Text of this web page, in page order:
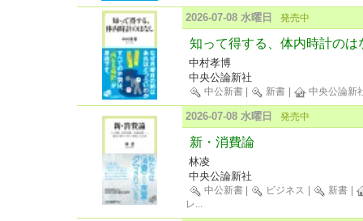
2026-07-08 水曜日 発売中
知って得する、体内時計のは
中村孝博
中央公論新社
中公新書 新書 中央公論新
2026-07-08 水曜日 発売中
新・消費論
林凌
中央公論新社
中公新書 ビジネス 新書
レ...